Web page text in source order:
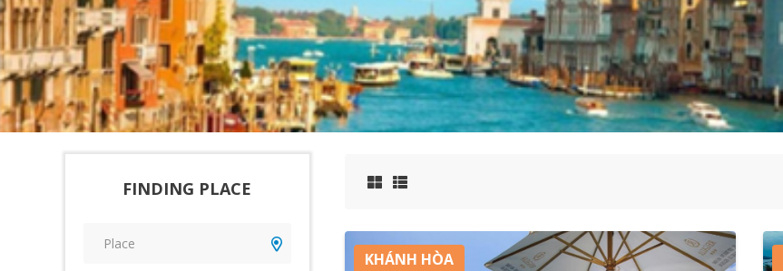
FINDING PLACE
KHÁNH HÒA